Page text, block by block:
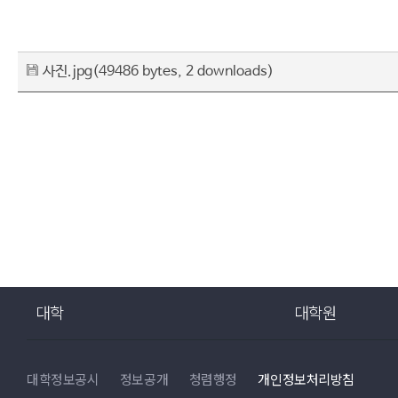
사진.jpg(49486 bytes, 2 downloads)
대학 대학원
대학정보공시 정보공개 청렴행정 개인정보처리방침